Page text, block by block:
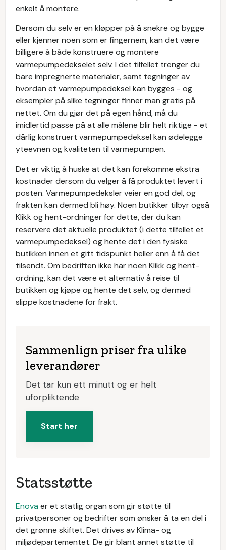
enkelt å montere.
Dersom du selv er en kløpper på å snekre og bygge
eller kjenner noen som er fingernem, kan det være
billigere å både konstruere og montere
varmepumpedekselet selv. I det tilfellet trenger du
bare impregnerte materialer, samt tegninger av
hvordan et varmepumpedeksel kan bygges - og
eksempler på slike tegninger finner man gratis på
nettet. Om du gjør det på egen hånd, må du
imidlertid passe på at alle målene blir helt riktige - et
dårlig konstruert varmepumpedeksel kan ødelegge
yteevnen og kvaliteten til varmepumpen.
Det er viktig å huske at det kan forekomme ekstra
kostnader dersom du velger å få produktet levert i
posten. Varmepumpedeksler veier en god del, og
frakten kan dermed bli høy. Noen butikker tilbyr også
Klikk og hent-ordninger for dette, der du kan
reservere det aktuelle produktet (i dette tilfellet et
varmepumpedeksel) og hente det i den fysiske
butikken innen et gitt tidspunkt heller enn å få det
tilsendt. Om bedriften ikke har noen Klikk og hent-
ordning, kan det være et alternativ å reise til
butikken og kjøpe og hente det selv, og dermed
slippe kostnadene for frakt.
Sammenlign priser fra ulike
leverandører
Det tar kun ett minutt og er helt
uforpliktende
Start her
Statsstøtte
Enovaer et statlig organ som gir støtte til
privatpersoner og bedrifter som ønsker å ta en del i
det grønne skiftet. Det drives av Klima- og
miljødepartementet. De gir blant annet støtte til